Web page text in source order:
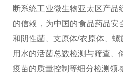
断系统工业微生物亚太区产
的信赖，为中国的食品药品
和阴性菌、支原体/衣原体、
用水的活菌总数检测与筛查
疫苗的质量控制等细分检测领